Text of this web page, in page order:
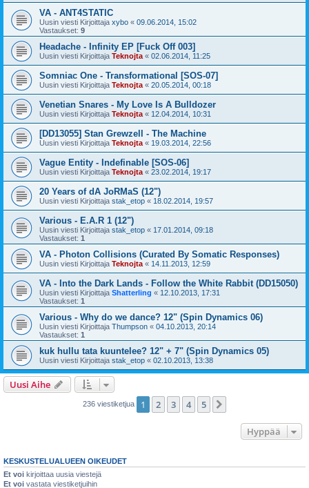
VA - ANT4STATIC
Uusin viesti Kirjoittaja xybo « 09.06.2014, 15:02
Vastaukset: 9
Headache - Infinity EP [Fuck Off 003]
Uusin viesti Kirjoittaja Teknojta « 02.06.2014, 11:25
Somniac One - Transformational [SOS-07]
Uusin viesti Kirjoittaja Teknojta « 20.05.2014, 00:18
Venetian Snares - My Love Is A Bulldozer
Uusin viesti Kirjoittaja Teknojta « 12.04.2014, 10:31
[DD13055] Stan Grewzell - The Machine
Uusin viesti Kirjoittaja Teknojta « 19.03.2014, 22:56
Vague Entity - Indefinable [SOS-06]
Uusin viesti Kirjoittaja Teknojta « 23.02.2014, 19:17
20 Years of dA JoRMaS (12")
Uusin viesti Kirjoittaja stak_etop « 18.02.2014, 19:57
Various - E.A.R 1 (12")
Uusin viesti Kirjoittaja stak_etop « 17.01.2014, 09:18
Vastaukset: 1
VA - Photon Collisions (Curated By Somatic Responses)
Uusin viesti Kirjoittaja Teknojta « 14.11.2013, 12:59
VA - Into the Dark Lands - Follow the White Rabbit (DD15050)
Uusin viesti Kirjoittaja Shatterling « 12.10.2013, 17:31
Vastaukset: 1
Various - Why do we dance? 12" (Spin Dynamics 06)
Uusin viesti Kirjoittaja Thumpson « 04.10.2013, 20:14
Vastaukset: 1
kuk hullu tata kuuntelee? 12" + 7" (Spin Dynamics 05)
Uusin viesti Kirjoittaja stak_etop « 02.10.2013, 13:38
Uusi Aihe
236 viestiketjua 1 2 3 4 5
Hyppää
KESKUSTELUALUEEN OIKEUDET
Et voi kirjoittaa uusia viestejä
Et voi vastata viestiketjuihin